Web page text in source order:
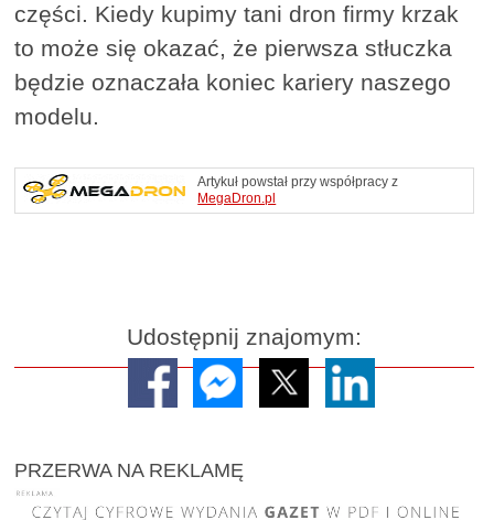
części. Kiedy kupimy tani dron firmy krzak
to może się okazać, że pierwsza stłuczka
będzie oznaczała koniec kariery naszego
modelu.
Artykuł powstał przy współpracy z
MegaDron.pl
Udostępnij znajomym:
PRZERWA NA REKLAMĘ